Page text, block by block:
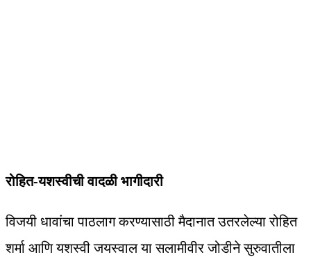
रोहित-यशस्वीची वादळी भागीदारी
विजयी धावांचा पाठलाग करण्यासाठी मैदानात उतरलेल्या रोहित
शर्मा आणि यशस्वी जयस्वाल या सलामीवीर जोडीने सुरुवातीला